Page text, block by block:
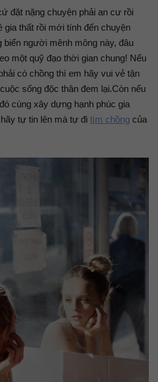
đặt nặng chuyện phải an cư rồi
gia thất rồi mới tính đến chuyện
người mênh mông này, đâu
một quỹ đạo thời gian chung! Nếu
có chồng thì em hãy vui vẻ tận
sống độc thân đem lại.Còn nếu
cùng xây dựng hạnh phúc gia
tự tin lên mà tự đi tìm chồng của